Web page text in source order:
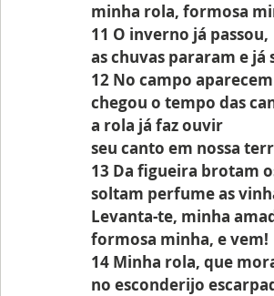
minha rola, formosa
11 O inverno já passou,
as chuvas pararam e já
12 No campo
chegou o tempo das
a rola já faz ouvir
seu canto em nossa
13 Da figueira brotam
soltam perfume as
Levanta-te, minha
formosa minha, e vem!
14 Minha rola, que
no esconderijo